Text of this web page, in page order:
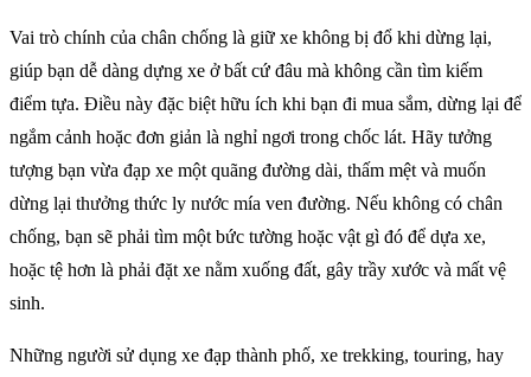
Vai trò chính của chân chống là giữ xe không bị đổ khi dừng lại,
giúp bạn dễ dàng dựng xe ở bất cứ đâu mà không cần tìm kiếm
điểm tựa. Điều này đặc biệt hữu ích khi bạn đi mua sắm, dừng lại để
ngắm cảnh hoặc đơn giản là nghỉ ngơi trong chốc lát. Hãy tưởng
tượng bạn vừa đạp xe một quãng đường dài, thấm mệt và muốn
dừng lại thưởng thức ly nước mía ven đường. Nếu không có chân
chống, bạn sẽ phải tìm một bức tường hoặc vật gì đó để dựa xe,
hoặc tệ hơn là phải đặt xe nằm xuống đất, gây trầy xước và mất vệ
sinh.
Những người sử dụng xe đạp thành phố, xe trekking, touring, hay